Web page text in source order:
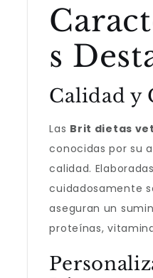
s
Calidad y
Las Brit dietas
conocidas por su
calidad.
cuidadosamente
aseguran un
proteínas,